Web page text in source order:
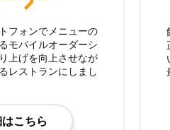
フォンでメニューの
モバイルオーダーシ
上げを向上させなが
レストランにしまし
こちら